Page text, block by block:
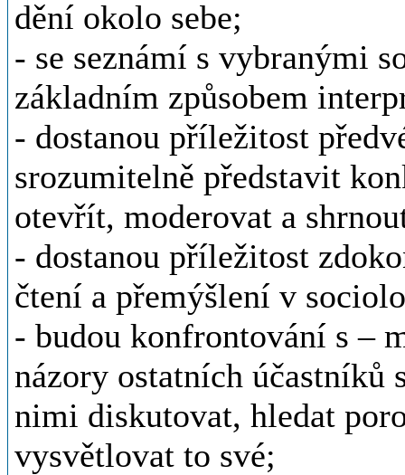
dění okolo sebe;
- se seznámí s vybranými
základním způsobem
- dostanou příležitost
srozumitelně představit
otevřít, moderovat a
- dostanou příležitost
čtení a přemýšlení v
- budou konfrontování s –
názory ostatních účastníků
nimi diskutovat, hledat
vysvětlovat to své;